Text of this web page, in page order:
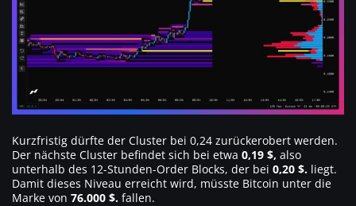
Kurzfristig dürfte der Cluster bei 0,24 zurückerobert werden.
Der nächste Cluster befindet sich bei etwa 0,19 $, also
unterhalb des 12-Stunden-Order Blocks, der bei 0,20 $. liegt.
Damit dieses Niveau erreicht wird, müsste Bitcoin unter die
Marke von 76.000 $. fallen.